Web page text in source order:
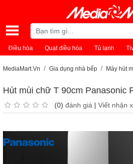
Điều hòa Quạt điều hòa Tủ lạnh
MediaMart.Vn Gia dụng nhà bếp Máy hút
Hút mùi chữ T 90cm Panasonic
(0) đánh giá | Viết nhận